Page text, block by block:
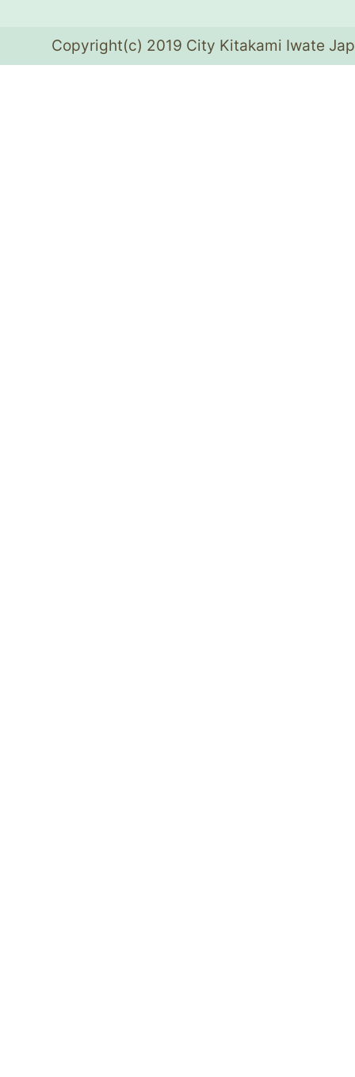
Copyright(c) 2019 City Kitakami Iwate